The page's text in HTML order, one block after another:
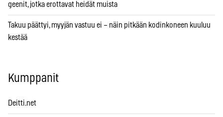
geenit, jotka erottavat heidät muista
Takuu päättyi, myyjän vastuu ei – näin pitkään kodinkoneen kuuluu
kestää
Kumppanit
Deitti.net